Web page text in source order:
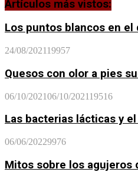
Artículos más vistos:
Los puntos blancos en el
24/08/202119957
Quesos con olor a pies
06/10/202106/10/202119516
Las bacterias lácticas y
06/06/20229976
Mitos sobre los agujeros